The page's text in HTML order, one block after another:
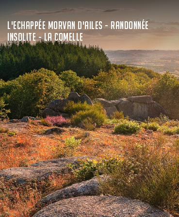
L'ECHAPPÉE MORVAN D'AILES - RANDONNÉE
INSOLITE - LA COMELLE